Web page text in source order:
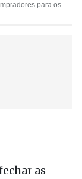
para os
as